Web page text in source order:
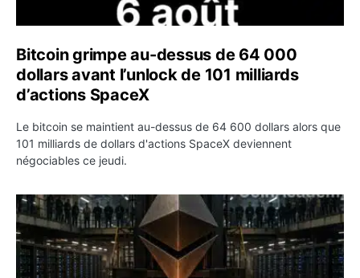
Bitcoin grimpe au-dessus de 64 000
dollars avant l’unlock de 101 milliards
d’actions SpaceX
Le bitcoin se maintient au-dessus de 64 600 dollars alors que
101 milliards de dollars d'actions SpaceX deviennent
négociables ce jeudi.
ETH : Ethereum veut brûler les récompenses des